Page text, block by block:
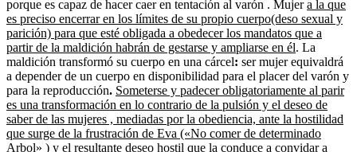
porque es capaz de hacer caer en tentación al varón . Mujera la que
es preciso encerrar en los límites de su propio cuerpo(deso sexual y
parición) para que esté obligada a obedecer los mandatos que a
partir de la maldición habrán de gestarse y ampliarse en él. La
maldición transformó su cuerpo en una cárcel: ser mujer equivaldrá
a depender de un cuerpo en disponibilidad para el placer del varón y
para la reproducción. Someterse y padecer obligatoriamente al parir
es una transformación en lo contrario de la pulsión y el deseo de
saber de las mujeres , mediadas por la obediencia, ante la hostilidad
que surge de la frustración de Eva («No comer de determinado
Arbol» ) y el resultante deseo hostil que la conduce a convidar a